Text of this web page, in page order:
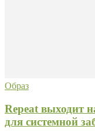
Образ
Repeat выходит
для системной